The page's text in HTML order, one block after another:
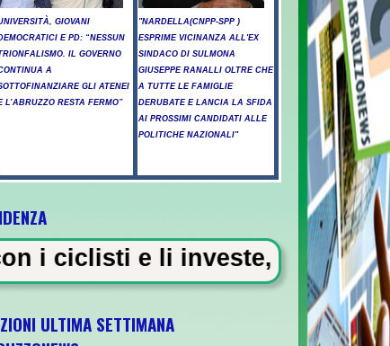
GIOVANI
E PD: “NESSUN
IL GOVERNO
A
GLI ATENEI
L’ABRUZZO RESTA FERMO”
"NARDELLA(CNPP-SPP )
ESPRIME VICINANZA ALL'EX
SINDACO DI SULMONA
GIUSEPPE RANALLI OLTRE CHE
A TUTTE LE FAMIGLIE
DERUBATE E LANCIA LA SFIDA
AI PROSSIMI CANDIDATI ALLE
POLITICHE NAZIONALI"
ricorda le vittime e i custodi
investe, "chiedo perdono ai
ULTIMA SETTIMANA